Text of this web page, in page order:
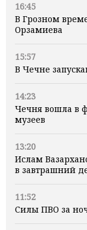
16:45
В Грозном
Орзамиева
15:57
В Чечне
14:23
Чечня вошла в
музеев
13:20
Ислам
в завтрашний
11:52
Силы ПВО за